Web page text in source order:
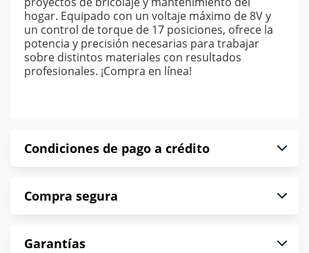
hogar. Equipado con un voltaje máximo de 8V y
un control de torque de 17 posiciones, ofrece la
potencia y precisión necesarias para trabajar
sobre distintos materiales con resultados
profesionales. ¡Compra en línea!
Condiciones de pago a crédito
puntualmente. Al finalizar tu compra generas el
*Sujeto a aprobación de crédito conforme a
Compra segura
compra es segura de principio a fin.
Garantías